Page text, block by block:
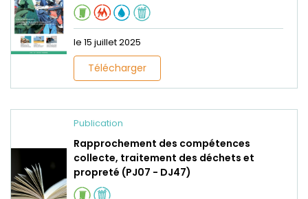
le 15 juillet 2025
Télécharger
Publication
Rapprochement des compétences
collecte, traitement des déchets et
propreté (PJ07 - DJ47)